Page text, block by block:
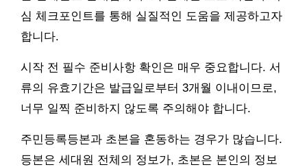
심 체크포인트를 통해 실질적인 도움을 제공하고자
합니다.
시작 전 필수 준비사항 확인은 매우 중요합니다. 서
류의 유효기간은 발급일로부터 3개월 이내이므로,
너무 일찍 준비하지 않도록 주의해야 합니다.
주민등록등본과 초본을 혼동하는 경우가 많습니다.
등본은 세대원 전체의 정보가, 초본은 본인의 정보